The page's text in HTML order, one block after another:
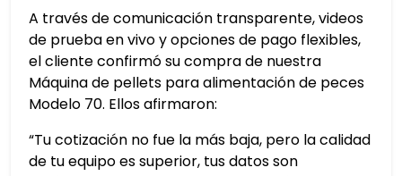
A través de comunicación transparente, videos
de prueba en vivo y opciones de pago flexibles,
el cliente confirmó su compra de nuestra
Máquina de pellets para alimentación de peces
Modelo 70. Ellos afirmaron:
“Tu cotización no fue la más baja, pero la calidad
de tu equipo es superior, tus datos son